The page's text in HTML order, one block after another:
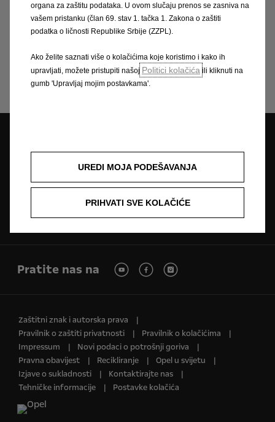
servisu.
Zatražite ponudu
Naručivanje na
Newsletter Cjenici
Pratite nas na
Zaštitni znak i autorska prava
Pravilnik o zaštiti privatnosti
Pravilnik o kolačićima
Impressum
Novi podaci o potrošnji goriva
Pravna obavijest
Recikliranje
Opel u svijetu
Izjave o sukladnosti
Kontaktirajte nas
Tehničke informacije
Postavke kolačića
organa za zaštitu podataka. U ovom slučaju prenos se zasniva na
vašem pristanku (član 69. stav 1. tačka 1. Zakona o zaštiti
podatka o ličnosti Republike Srbije (ZZPL).
Ako želite saznati više o kolačićima koje koristimo i kako ih
upravljati, možete pristupiti našoj Politici kolačića ili kliknuti na
gumb 'Upravljaj mojim postavkama'.
UREDI MOJA PODEŠAVANJA
PRIHVATI SVE KOLAČIĆE